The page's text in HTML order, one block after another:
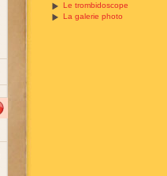
Le trombidoscope
La galerie photo